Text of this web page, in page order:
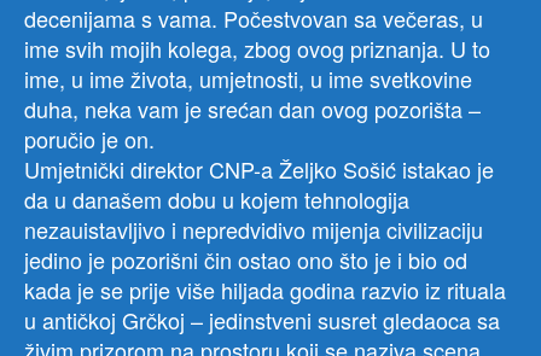
decenijama s vama. Počestvovan sa večeras, u
ime svih mojih kolega, zbog ovog priznanja. U to
ime, u ime života, umjetnosti, u ime svetkovine
duha, neka vam je srećan dan ovog pozorišta –
poručio je on.
Umjetnički direktor CNP-a Željko Sošić istakao je
da u današem dobu u kojem tehnologija
nezauistavljivo i nepredvidivo mijenja civilizaciju
jedino je pozorišni čin ostao ono što je i bio od
kada je se prije više hiljada godina razvio iz rituala
u antičkoj Grčkoj – jedinstveni susret gledaoca sa